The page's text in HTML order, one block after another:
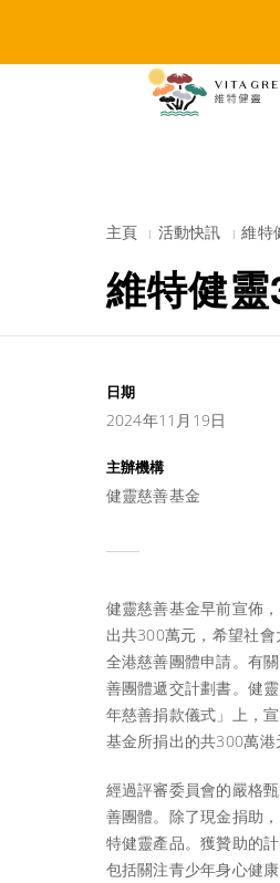
主頁 活動快訊 維特
維特健
日期
2024年11月19日
主辦機構
健靈慈善基金
健靈慈善基金早前宣佈
出共300萬元，希望社
全港慈善團體申請。有
善團體遞交計劃書。健
年慈善捐款儀式」上，
基金所捐出的共300萬港
經過評審委員會的嚴格
善團體。除了現金捐助
特健靈產品。獲贊助的
包括關注青少年身心健